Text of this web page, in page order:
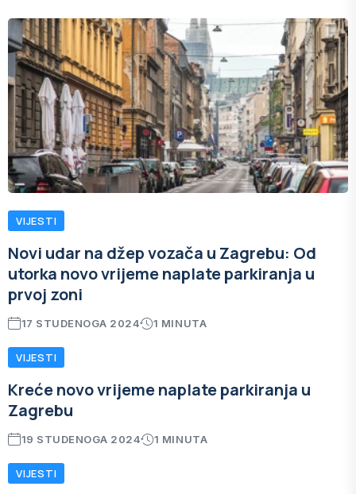
VIJESTI
Novi udar na džep vozača u Zagrebu: Od
utorka novo vrijeme naplate parkiranja u
prvoj zoni
17 STUDENOGA 2024 1 MINUTA
VIJESTI
Kreće novo vrijeme naplate parkiranja u
Zagrebu
19 STUDENOGA 2024 1 MINUTA
VIJESTI